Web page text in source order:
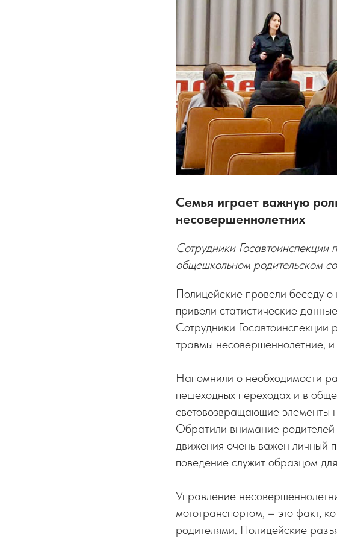
Семья играет важную
несовершеннолетних
Сотрудники
общешкольном
Полицейские провели беседу
привели статистические
Сотрудники
травмы несовершеннолетние, и
Напомнили о необходимости
пешеходных переходах и в
световозвращающие элементы
Обратили внимание
движения очень важен личный
поведение служит образцом
Управление
мототранспортом, – это факт,
родителями. Полицейские